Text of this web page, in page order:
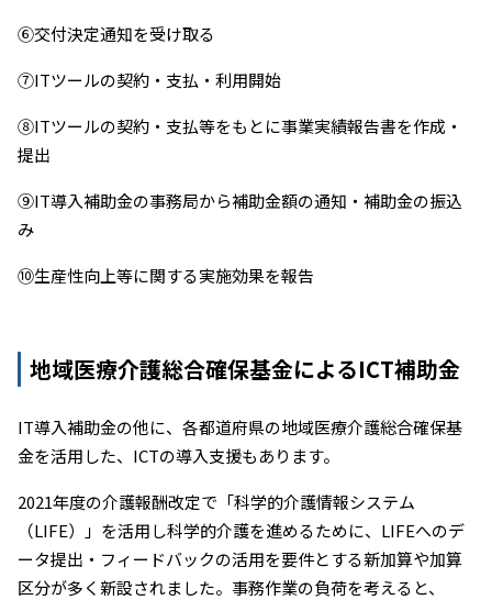
⑥交付決定通知を受け取る
⑦ITツールの契約・支払・利用開始
⑧ITツールの契約・支払等をもとに事業実績報告書を作成・
提出
⑨IT導入補助金の事務局から補助金額の通知・補助金の振込
み
⑩生産性向上等に関する実施効果を報告
地域医療介護総合確保基金によるICT補助金
IT導入補助金の他に、各都道府県の地域医療介護総合確保基
金を活用した、ICTの導入支援もあります。
2021年度の介護報酬改定で「科学的介護情報システム
（LIFE）」を活用し科学的介護を進めるために、LIFEへのデ
ータ提出・フィードバックの活用を要件とする新加算や加算
区分が多く新設されました。事務作業の負荷を考えると、